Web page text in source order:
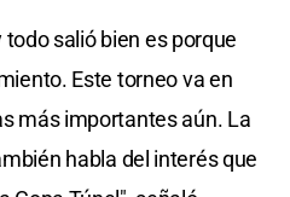
salió bien es porque
Este torneo va en
más importantes aún. La
habla del interés que